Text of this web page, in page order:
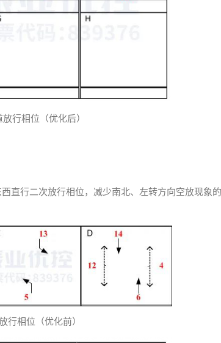
行相位（优化后）
直行二次放行相位，减少南北、左转方向空放现象
行相位（优化前）